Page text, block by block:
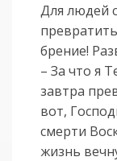
Для людей
брение!
– За что я
завтра
вот,
смерти
жизнь